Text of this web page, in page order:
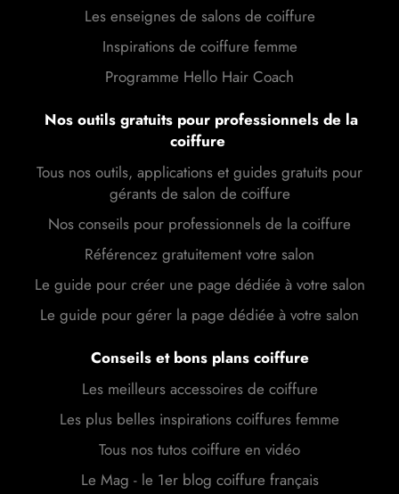
Les enseignes de salons de coiffure
Inspirations de coiffure femme
Programme Hello Hair Coach
Nos outils gratuits pour professionnels de la
coiffure
Tous nos outils, applications et guides gratuits pour
gérants de salon de coiffure
Nos conseils pour professionnels de la coiffure
Référencez gratuitement votre salon
Le guide pour créer une page dédiée à votre salon
Le guide pour gérer la page dédiée à votre salon
Conseils et bons plans coiffure
Les meilleurs accessoires de coiffure
Les plus belles inspirations coiffures femme
Tous nos tutos coiffure en vidéo
Le Mag - le 1er blog coiffure français